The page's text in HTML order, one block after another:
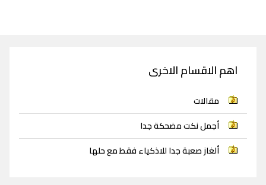
اهم الاقسام الاخرى
مقالات
أجمل نكت مضحكة جدا
ألغاز صعبة جدا للاذكياء فقط مع حلها